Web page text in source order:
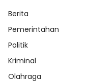
Berita
Pemerintahan
Politik
Kriminal
Olahraga